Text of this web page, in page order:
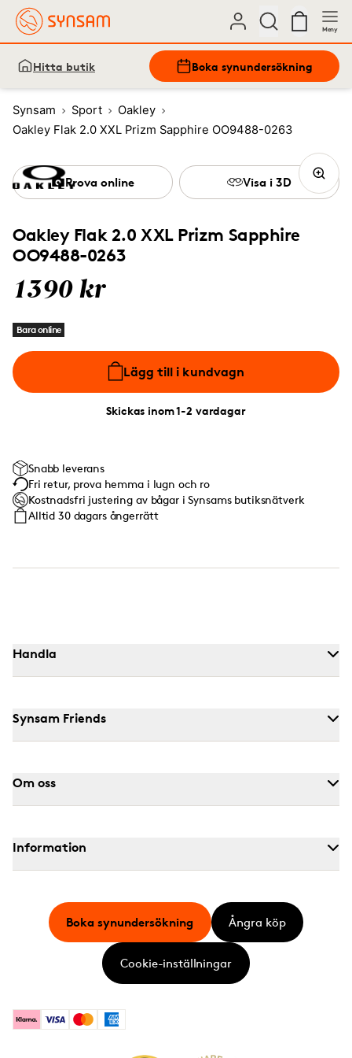
Meny
Hitta butik Boka synundersökning
Synsam Sport
Oakley
Oakley Flak 2.0 XXL Prizm Sapphire OO9488-0263
Oakley Flak 2.0 XXL Prizm Sapphire
OO9488-0263
1390 kr
Bara online
Lägg till i kundvagn
Skickas inom 1-2 vardagar
Prova online Visa i 3D
Snabb leverans
Fri retur, prova hemma i lugn och ro
Kostnadsfri justering av bågar i Synsams butiksnätverk
Alltid 30 dagars ångerrätt
Handla
Synsam Friends
Om oss
Information
KlarnaVisa MastercardAmerican Express
Boka synundersökning Ångra köp
Cookie-inställningar